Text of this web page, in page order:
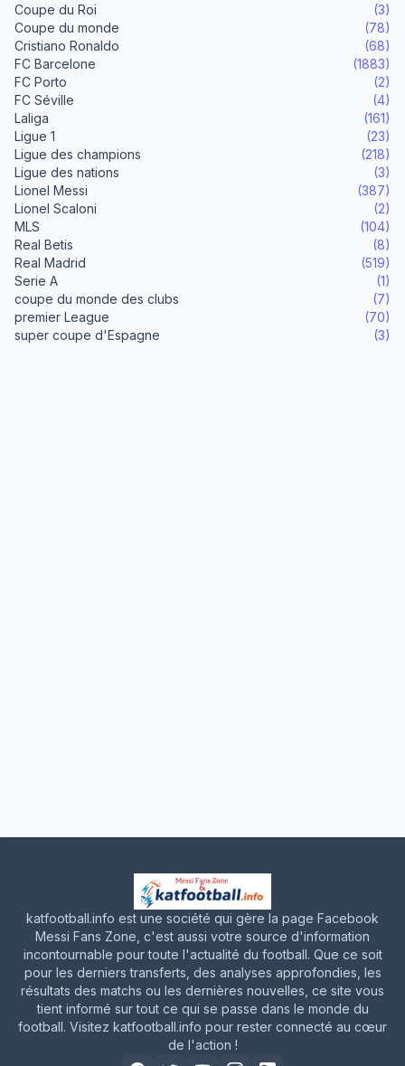
Coupe du Roi
(3)
Coupe du monde
(78)
Cristiano Ronaldo
(68)
FC Barcelone
(1883)
FC Porto
(2)
FC Séville
(4)
Laliga
(161)
Ligue 1
(23)
Ligue des champions
(218)
Ligue des nations
(3)
Lionel Messi
(387)
Lionel Scaloni
(2)
MLS
(104)
Real Betis
(8)
Real Madrid
(519)
Serie A
(1)
coupe du monde des clubs
(7)
premier League
(70)
super coupe d'Espagne
(3)
katfootball.info est une société qui gère la page Facebook
Messi Fans Zone, c'est aussi votre source d'information
incontournable pour toute l'actualité du football. Que ce soit
pour les derniers transferts, des analyses approfondies, les
résultats des matchs ou les dernières nouvelles, ce site vous
tient informé sur tout ce qui se passe dans le monde du
football. Visitez katfootball.info pour rester connecté au cœur
de l'action !